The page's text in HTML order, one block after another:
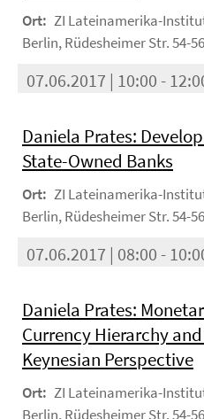
Ort: ZI Lateinamerika-
Berlin, Rüdesheimer Str. 54-
07.06.2017 | 10:00 -
Daniela Prates:
State-Owned Banks
Ort: ZI Lateinamerika-
Berlin, Rüdesheimer Str. 54-
07.06.2017 | 08:00 -
Daniela Prates:
Currency Hierarchy
Keynesian Perspective
Ort: ZI Lateinamerika-
Berlin, Rüdesheimer Str. 54-